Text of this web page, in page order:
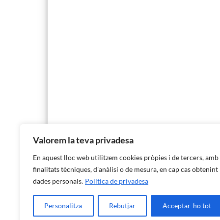
Valorem la teva privadesa
En aquest lloc web utilitzem cookies pròpies i de tercers, amb
finalitats tècniques, d'anàlisi o de mesura, en cap cas obtenint
dades personals. Política de privadesa
Personalitza Rebutjar Acceptar-ho tot